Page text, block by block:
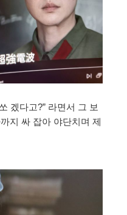
겠다고?” 라면서 그 보
지 싸 잡아 야단치며 제